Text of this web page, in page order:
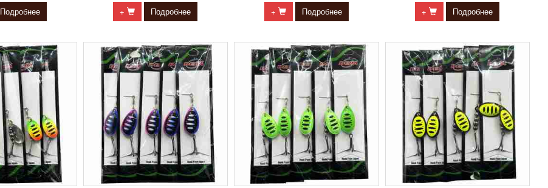
Подробнее + Подробнее + Подробнее + Подробнее